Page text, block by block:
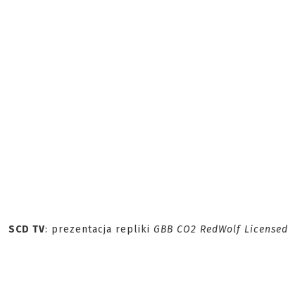
SCD TV: prezentacja repliki GBB CO2 RedWolf Licensed